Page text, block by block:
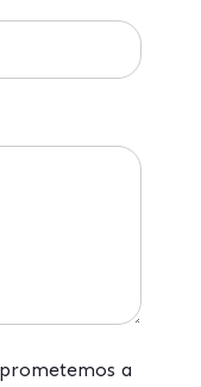
a